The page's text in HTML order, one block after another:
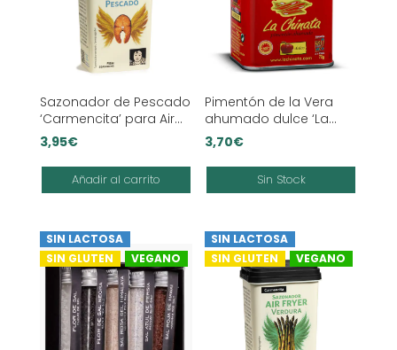
Sazonador de Pescado
‘Carmencita’ para Air
Fryer
3,95€
Añadir al carrito
Pimentón de la Vera
ahumado dulce ‘La
Chinata’
3,70€
Sin Stock
SIN LACTOSA
SIN GLUTEN
VEGANO
SIN LACTOSA
SIN GLUTEN
VEGANO